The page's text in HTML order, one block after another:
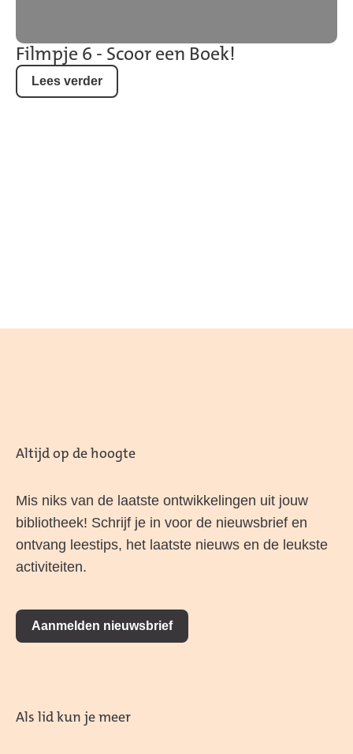
Lees verder
Filmpje 6 - Scoor een Boek!
Altijd op de hoogte
Mis niks van de laatste ontwikkelingen uit jouw
bibliotheek! Schrijf je in voor de nieuwsbrief en
ontvang leestips, het laatste nieuws en de leukste
activiteiten.
Aanmelden nieuwsbrief
Als lid kun je meer